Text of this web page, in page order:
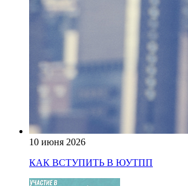
10 июня 2026
КАК ВСТУПИТЬ В ЮУТПП